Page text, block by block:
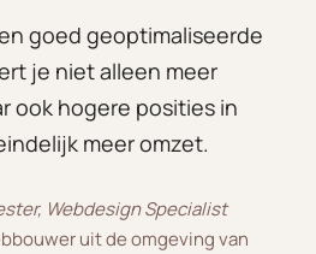
goed geoptimaliseerde
je niet alleen meer
ook hogere posities in
meer omzet.
Webdesign Specialist
uit de omgeving van